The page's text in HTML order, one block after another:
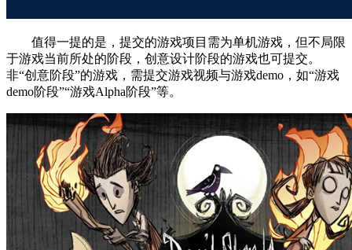
值得一提的是，提交的游戏项目需为单机游戏，但不局限
于游戏当前所处的阶段，创意设计阶段的游戏也可提交。
非“创意阶段”的游戏，需提交游戏视频与游戏demo，如“游戏
demo阶段”“游戏Alpha阶段”等。